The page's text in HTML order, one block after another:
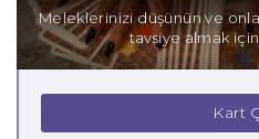
Meleklerinizi düşünün ve
tavsiye almak
Kart